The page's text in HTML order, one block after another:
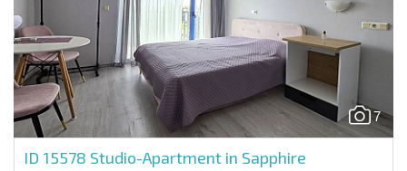
7
ID 15578 Studio-Apartment in Sapphire